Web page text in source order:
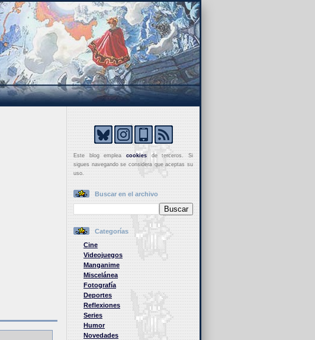
Este blog empleacookies de terceros. Si
sigues navegando se considera que aceptas su
uso.
Buscar en el archivo
Categorías
Cine
Videojuegos
Manganime
Miscelánea
Fotografía
Deportes
Reflexiones
Series
Humor
Novedades